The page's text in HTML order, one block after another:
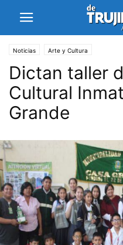
Noticias Arte y Cultura
Dictan taller
Cultural
Grande